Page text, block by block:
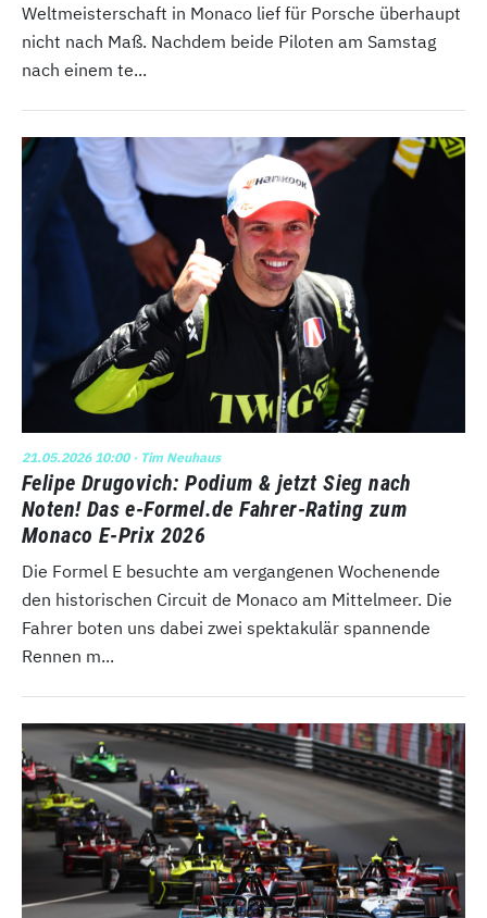
Weltmeisterschaft in Monaco lief für Porsche überhaupt
nicht nach Maß. Nachdem beide Piloten am Samstag
nach einem te...
21.05.2026 10:00· Tim Neuhaus
Felipe Drugovich: Podium & jetzt Sieg nach
Noten! Das e-Formel.de Fahrer-Rating zum
Monaco E-Prix 2026
Die Formel E besuchte am vergangenen Wochenende
den historischen Circuit de Monaco am Mittelmeer. Die
Fahrer boten uns dabei zwei spektakulär spannende
Rennen m...